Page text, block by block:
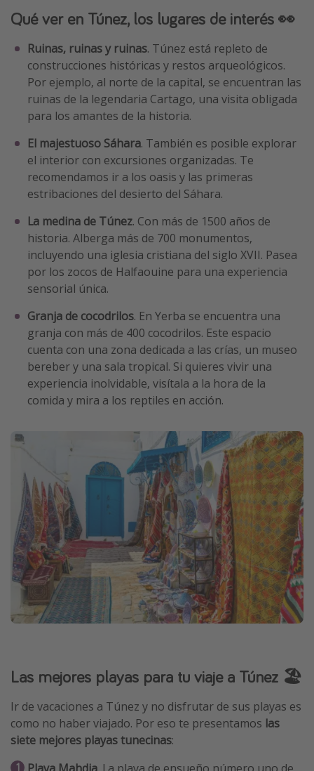
Qué ver en Túnez, los lugares de interés 👀
Ruinas, ruinas y ruinas. Túnez está repleto de
construcciones históricas y restos arqueológicos.
Por ejemplo, al norte de la capital, se encuentran las
ruinas de la legendaria Cartago, una visita obligada
para los amantes de la historia.
El majestuoso Sáhara. También es posible explorar
el interior con excursiones organizadas. Te
recomendamos ir a los oasis y las primeras
estribaciones del desierto del Sáhara.
La medina de Túnez. Con más de 1500 años de
historia. Alberga más de 700 monumentos,
incluyendo una iglesia cristiana del siglo XVII. Pasea
por los zocos de Halfaouine para una experiencia
sensorial única.
Granja de cocodrilos. En Yerba se encuentra una
granja con más de 400 cocodrilos. Este espacio
cuenta con una zona dedicada a las crías, un museo
bereber y una sala tropical. Si quieres vivir una
experiencia inolvidable, visítala a la hora de la
comida y mira a los reptiles en acción.
Las mejores playas para tu viaje a Túnez 🏖️
Ir de vacaciones a Túnez y no disfrutar de sus playas es
como no haber viajado. Por eso te presentamos las
siete mejores playas tunecinas: